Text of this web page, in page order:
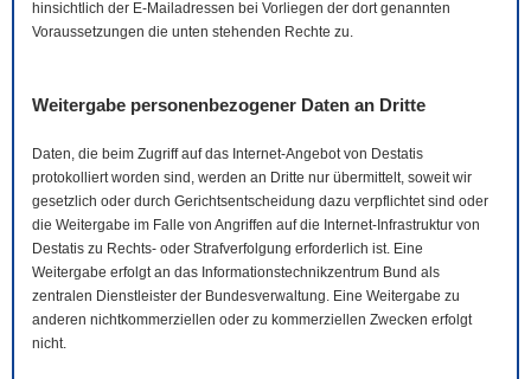
hinsichtlich der E-Mail adressen bei Vorliegen der dort genannten
Voraussetzungen die unten stehenden Rechte zu.
Weitergabe personenbezogener Daten an Dritte
Daten, die beim Zugriff auf das Internet-Angebot von Destatis
protokolliert worden sind, werden an Dritte nur übermittelt, soweit wir
gesetzlich oder durch Gerichtsentscheidung dazu verpflichtet sind oder
die Weitergabe im Falle von Angriffen auf die Internet-Infrastruktur von
Destatis zu Rechts- oder Strafverfolgung erforderlich ist. Eine
Weitergabe erfolgt an das Informationstechnikzentrum Bund als
zentralen Dienstleister der Bundesverwaltung. Eine Weitergabe zu
anderen nichtkommerziellen oder zu kommerziellen Zwecken erfolgt
nicht.